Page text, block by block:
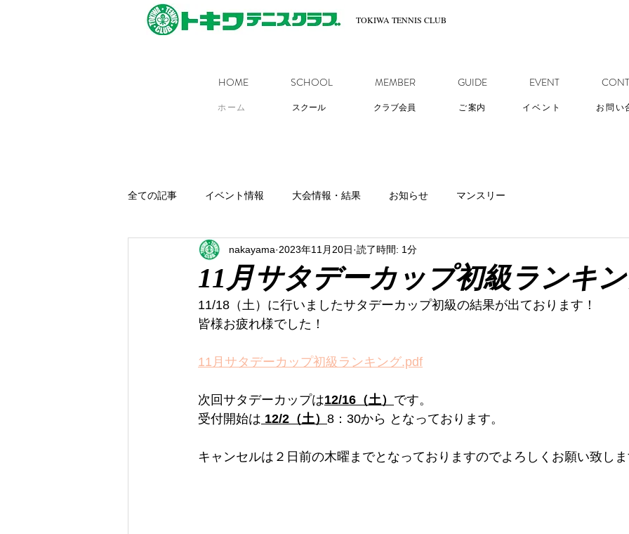
TOKIWA TENNIS CLUB
HOME SCHOOL MEMBER GUIDE EVENT
ホーム スクール クラブ会員 ご案内 イベント お問い
全ての記事 イベント情報 大会情報・結果 お知らせ マンスリー
11月サタデーカップ初級ランキ
nakayama 2023年11月20日 読了時間: 1分
11/18（土）に行いましたサタデーカップ初級の結果が出ております！
皆様お疲れ様でした！
11月サタデーカップ初級ランキング.pdf
次回サタデーカップは12/16（土） です。
受付開始は 12/2（土） 8：30から となっております。
キャンセルは２日前の木曜までとなっておりますのでよろしくお願い致し